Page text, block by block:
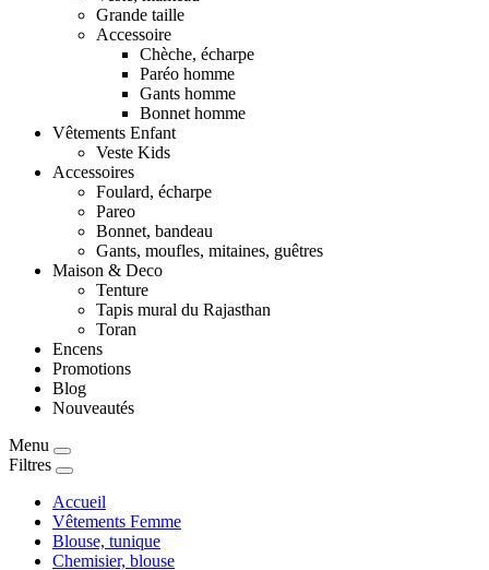
Grande taille
Accessoire
Chèche, écharpe
Paréo homme
Gants homme
Bonnet homme
Vêtements Enfant
Veste Kids
Accessoires
Foulard, écharpe
Pareo
Bonnet, bandeau
Gants, moufles, mitaines, guêtres
Maison & Deco
Tenture
Tapis mural du Rajasthan
Toran
Encens
Promotions
Blog
Nouveautés
Menu
Filtres
Accueil
Vêtements Femme
Blouse, tunique
Chemisier, blouse